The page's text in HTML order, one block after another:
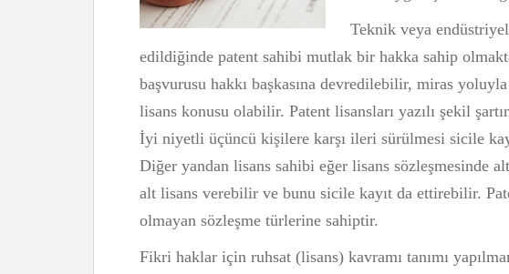
Teknik veya
edildiğinde patent sahibi mutlak bir hakka sahip
başvurusu hakkı başkasına devredilebilir, miras
lisans konusu olabilir. Patent lisansları yazılı şekil
İyi niyetli üçüncü kişilere karşı ileri sürülmesi sicile
Diğer yandan lisans sahibi eğer lisans sözleşmesinde
alt lisans verebilir ve bunu sicile kayıt da ettirebilir.
olmayan sözleşme türlerine sahiptir.
Fikri haklar için ruhsat (lisans) kavramı tanımı